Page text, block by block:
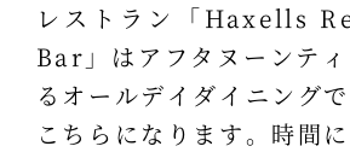
レストラン「Haxells
Bar」はアフタヌーンテ
るオールデイダイニング
こちらになります。時間